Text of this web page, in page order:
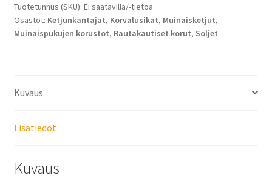
Tuotetunnus (SKU): Ei saatavilla/-tietoa
Osastot: Ketjunkantajat, Korvalusikat, Muinaisketjut,
Muinaispukujen korustot, Rautakautiset korut, Soljet
Kuvaus
Lisätiedot
Kuvaus